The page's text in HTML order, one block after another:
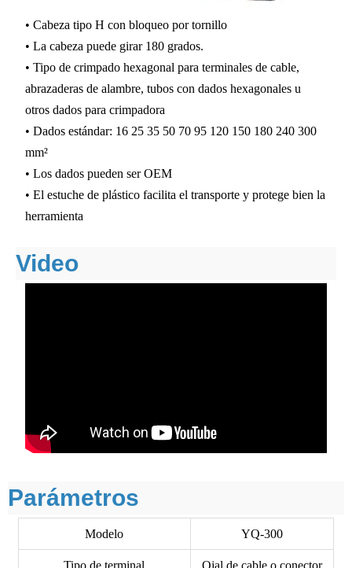
• Cabeza tipo H con bloqueo por tornillo
• La cabeza puede girar 180 grados.
• Tipo de crimpado hexagonal para terminales de cable,
abrazaderas de alambre, tubos con dados hexagonales u
otros dados para crimpadora
• Dados estándar: 16 25 35 50 70 95 120 150 180 240 300
mm²
• Los dados pueden ser OEM
• El estuche de plástico facilita el transporte y protege bien la
herramienta
Video
Parámetros
Modelo YQ-300
Tipo de terminal Ojal de cable o conector